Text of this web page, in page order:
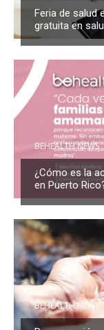
Feria de salud
gratuita en
BEHEALTH NEWS
¿Cómo es la
en Puerto
BEHEALTH NEWS